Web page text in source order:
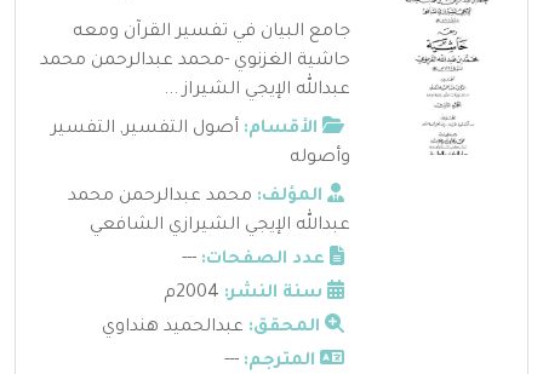
جامع البيان في تفسير القرآن ومعه
حاشية الغزنوي -محمد عبدالرحمن محمد
عبدالله الإيجي الشيراز ...
الأقسام: أصول التفسير, التفسير
وأصوله
المؤلف: محمد عبدالرحمن محمد
عبدالله الإيجي الشيرازي الشافعي
عدد الصفحات: ---
سنة النشر:
المحقق: عبدالحميد هنداوي
المترجم: ---